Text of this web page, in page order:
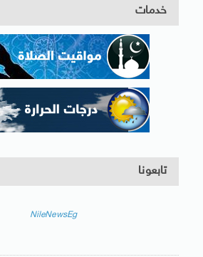
خدمات
تابعونا
NileNewsEg